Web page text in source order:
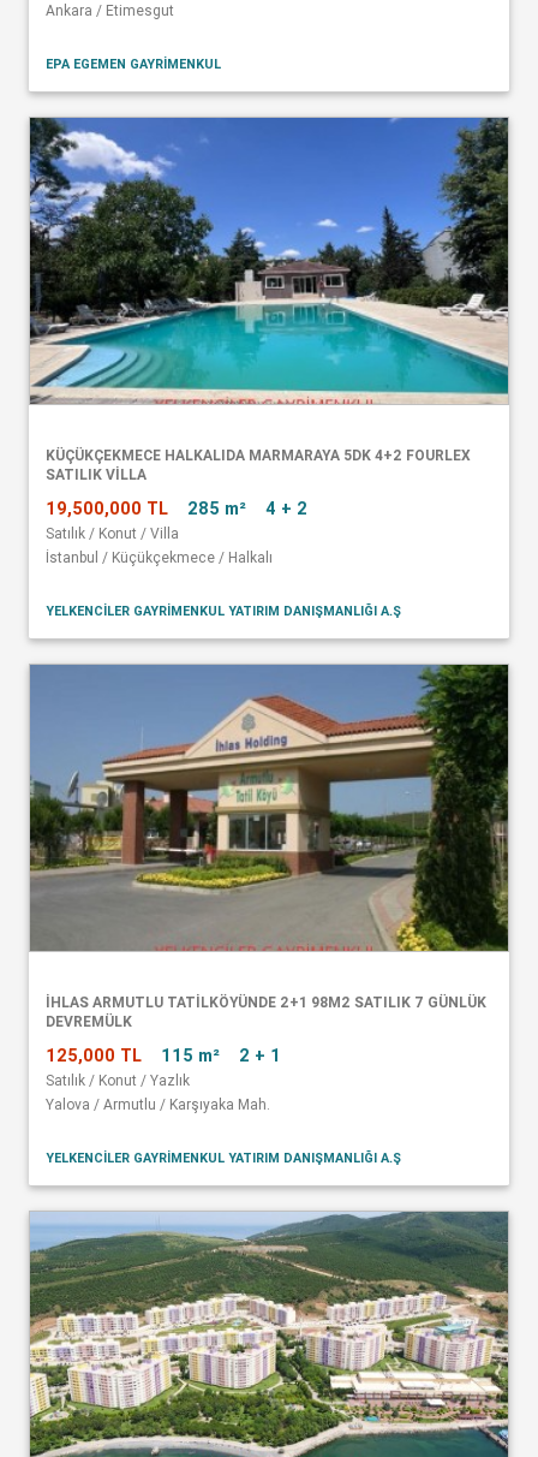
Ankara / Etimesgut
EPA EGEMEN GAYRİMENKUL
KÜÇÜKÇEKMECE HALKALIDA MARMARAYA 5DK 4+2 FOURLEX
SATILIK VİLLA
19,500,000 TL 285 m² 4 + 2
Satılık / Konut / Villa
İstanbul / Küçükçekmece / Halkalı
YELKENCİLER GAYRİMENKUL YATIRIM DANIŞMANLIĞI A.Ş
İHLAS ARMUTLU TATİLKÖYÜNDE 2+1 98M2 SATILIK 7 GÜNLÜK
DEVREMÜLK
125,000 TL 115 m² 2 + 1
Satılık / Konut / Yazlık
Yalova / Armutlu / Karşıyaka Mah.
YELKENCİLER GAYRİMENKUL YATIRIM DANIŞMANLIĞI A.Ş